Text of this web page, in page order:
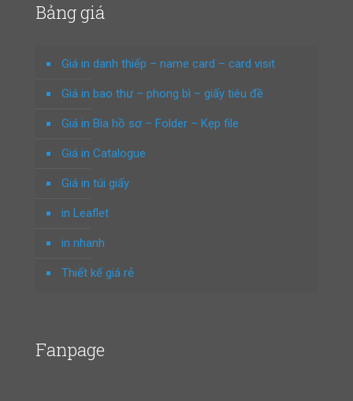
Bảng giá
Giá in danh thiếp – name card – card visit
Giá in bao thư – phong bì – giấy tiêu đề
Giá in Bìa hồ sơ – Folder – Kẹp file
Giá in Catalogue
Giá in túi giấy
in Leaflet
in nhanh
Thiết kế giá rẻ
Fanpage